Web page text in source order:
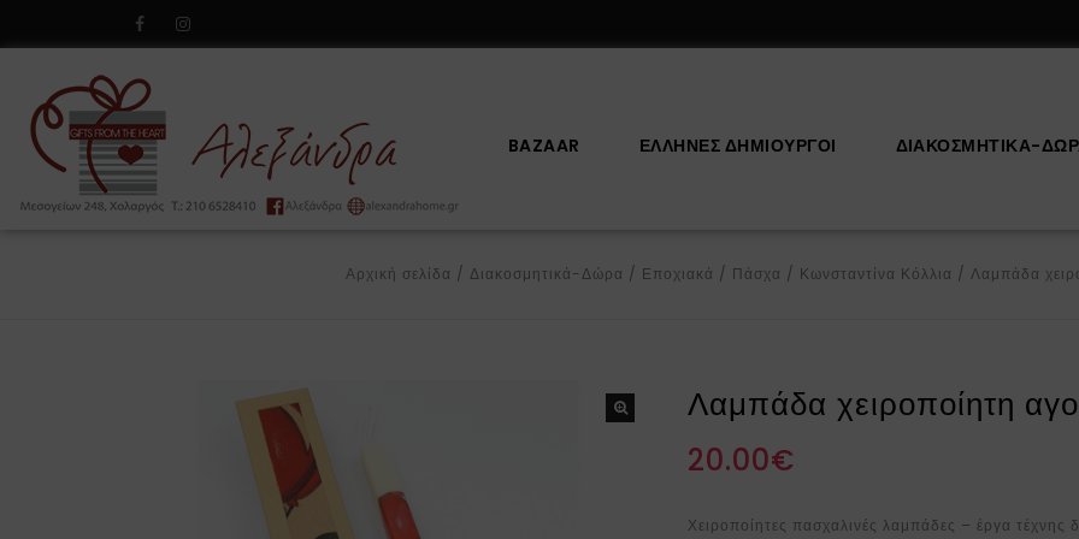
BAZAAR ΕΛΛΗΝΕΣ ΔΗΜΙΟΥΡΓΟΙ ΔΙΑΚΟΣΜΗΤΙΚΆ-
Αρχική σελίδα / Διακοσμητικά-Δώρα / Εποχιακά / Πάσχα / Κωνσταντίνα Κόλλια / Λαμπάδα
Λαμπάδα χειροποίητη
20.00€
Χειροποίητες πασχαλινές λαμπάδες – έργα τέχνης